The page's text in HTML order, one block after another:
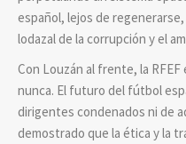
español, lejos de
lodazal de la corrupción y el
Con Louzán al frente, la
nunca. El futuro del fútbol
dirigentes condenados ni de
demostrado que la ética y la